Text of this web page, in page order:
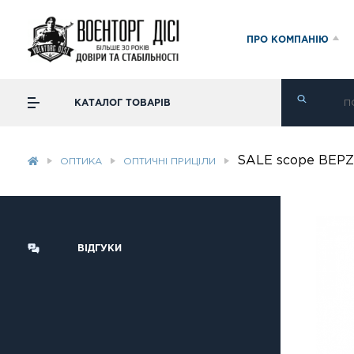
ПРО КОМПАНІЮ
КАТАЛОГ ТОВАРІВ
ОПТИКА ОПТИЧНІ ПРИЦІЛИ SALE scope
ВІДГУКИ